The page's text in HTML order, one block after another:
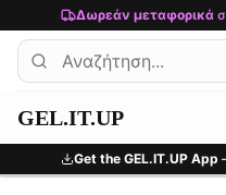
Μετάβαση στο κύριο
Δωρεάν μεταφορικά
GEL.IT.UP
Get the GEL.IT.UP App